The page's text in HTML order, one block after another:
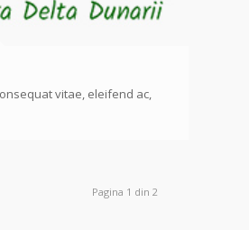
vitae, eleifend ac,
Pagina 1 din 2